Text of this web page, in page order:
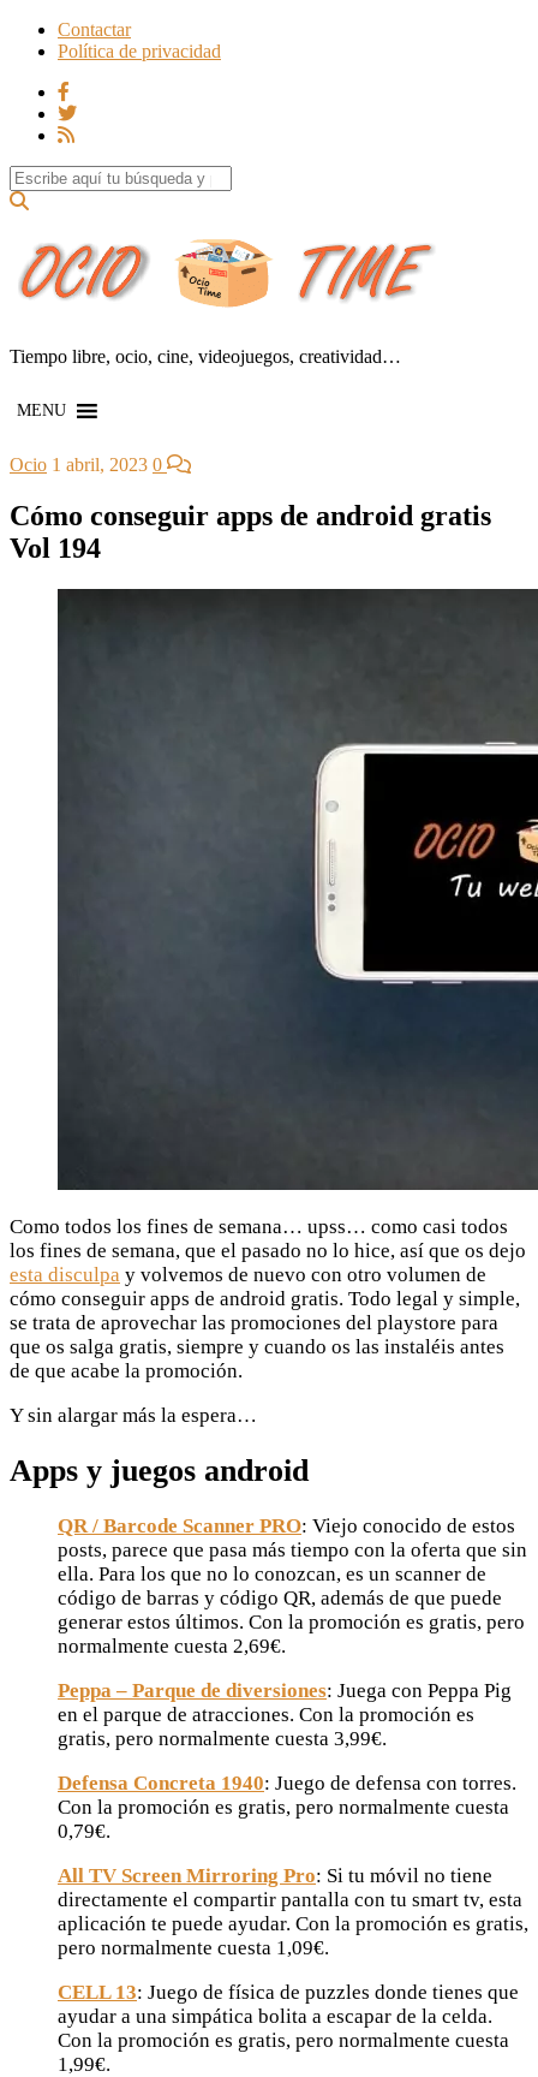
Contactar
Política de privacidad
Search for:
Tiempo libre, ocio, cine, videojuegos, creatividad…
MENU
Ocio 1 abril, 2023 0
Cómo conseguir apps de android gratis
Vol 194
Como todos los fines de semana… upss… como casi todos
los fines de semana, que el pasado no lo hice, así que os dejo
esta disculpa y volvemos de nuevo con otro volumen de
cómo conseguir apps de android gratis. Todo legal y simple,
se trata de aprovechar las promociones del playstore para
que os salga gratis, siempre y cuando os las instaléis antes
de que acabe la promoción.
Y sin alargar más la espera…
Apps y juegos android
QR / Barcode Scanner PRO: Viejo conocido de estos
posts, parece que pasa más tiempo con la oferta que sin
ella. Para los que no lo conozcan, es un scanner de
código de barras y código QR, además de que puede
generar estos últimos. Con la promoción es gratis, pero
normalmente cuesta 2,69€.
Peppa – Parque de diversiones: Juega con Peppa Pig
en el parque de atracciones. Con la promoción es
gratis, pero normalmente cuesta 3,99€.
Defensa Concreta 1940: Juego de defensa con torres.
Con la promoción es gratis, pero normalmente cuesta
0,79€.
All TV Screen Mirroring Pro: Si tu móvil no tiene
directamente el compartir pantalla con tu smart tv, esta
aplicación te puede ayudar. Con la promoción es gratis,
pero normalmente cuesta 1,09€.
CELL 13: Juego de física de puzzles donde tienes que
ayudar a una simpática bolita a escapar de la celda.
Con la promoción es gratis, pero normalmente cuesta
1,99€.